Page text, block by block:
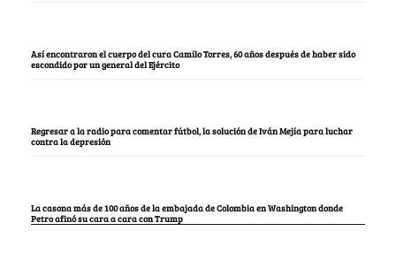
Así encontraron el cuerpo del cura Camilo Torres, 60 años después de haber sido
escondido por un general del Ejército
Regresar a la radio para comentar fútbol, la solución de Iván Mejía para luchar
contra la depresión
La casona más de 100 años de la embajada de Colombia en Washington donde
Petro afinó su cara a cara con Trump